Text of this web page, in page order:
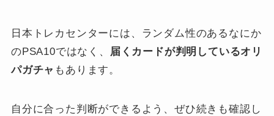
日本トレカセンターには、ランダム性のあるなにか
のPSA10ではなく、 届くカードが判明しているオリ
パガチャ もあります。
自分に合った判断ができるよう、ぜひ続きも確認し